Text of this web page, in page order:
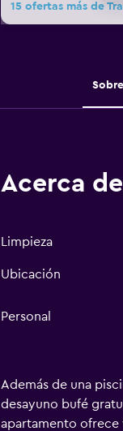
15 ofertas más de
Sobre
Acerca
Limpieza
Ubicación
Personal
Además de una
desayuno bufé
apartamento ofrece